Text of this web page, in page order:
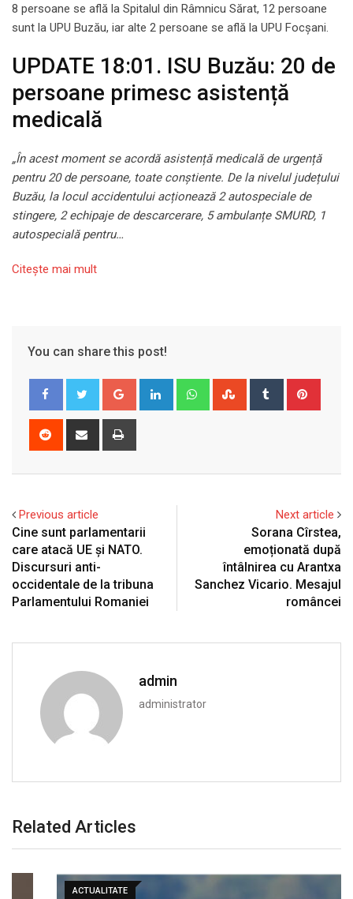
8 persoane se află la Spitalul din Râmnicu Sărat, 12 persoane
sunt la UPU Buzău, iar alte 2 persoane se află la UPU Focșani.
UPDATE 18:01. ISU Buzău: 20 de
persoane primesc asistență
medicală
„În acest moment se acordă asistență medicală de urgență
pentru 20 de persoane, toate conștiente. De la nivelul județului
Buzău, la locul accidentului acționează 2 autospeciale de
stingere, 2 echipaje de descarcerare, 5 ambulanțe SMURD, 1
autospecială pentru…
Citeşte mai mult
You can share this post!
Google+ LinkedIn WhatsappStumbleUpon
Tumblr
Reddit
Share
Previous article
Cine sunt parlamentarii
care atacă UE și NATO.
Discursuri anti-
occidentale de la tribuna
Parlamentului Romaniei
Next article
Sorana Cîrstea,
emoționată după
întâlnirea cu Arantxa
Sanchez Vicario. Mesajul
româncei
admin
administrator
Related Articles
ACTUALITATE